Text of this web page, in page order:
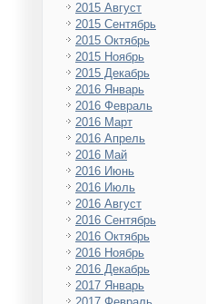
2015 Август
2015 Сентябрь
2015 Октябрь
2015 Ноябрь
2015 Декабрь
2016 Январь
2016 Февраль
2016 Март
2016 Апрель
2016 Май
2016 Июнь
2016 Июль
2016 Август
2016 Сентябрь
2016 Октябрь
2016 Ноябрь
2016 Декабрь
2017 Январь